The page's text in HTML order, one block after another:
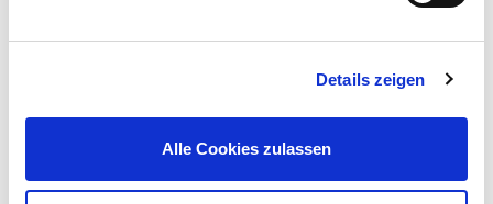
Details zeigen
Alle Cookies zulassen